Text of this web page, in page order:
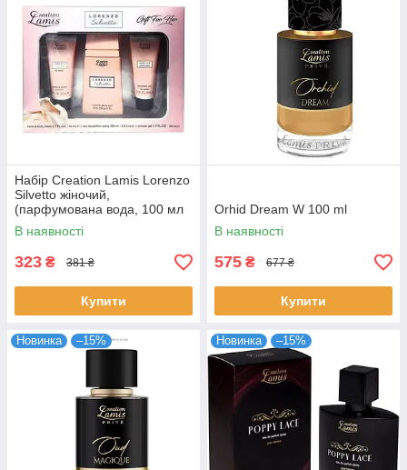
Набір Creation Lamis Lorenzo
Silvetto жіночий,
(парфумована вода, 100 мл
+ гель для душу, 50 мл +
лосьйон для тіла, 50 мл)
В наявності
323 ₴ 381 ₴
Купити
Orhid Dream W 100 ml
В наявності
575 ₴ 677 ₴
Купити
Новинка –15% Новинка –15%